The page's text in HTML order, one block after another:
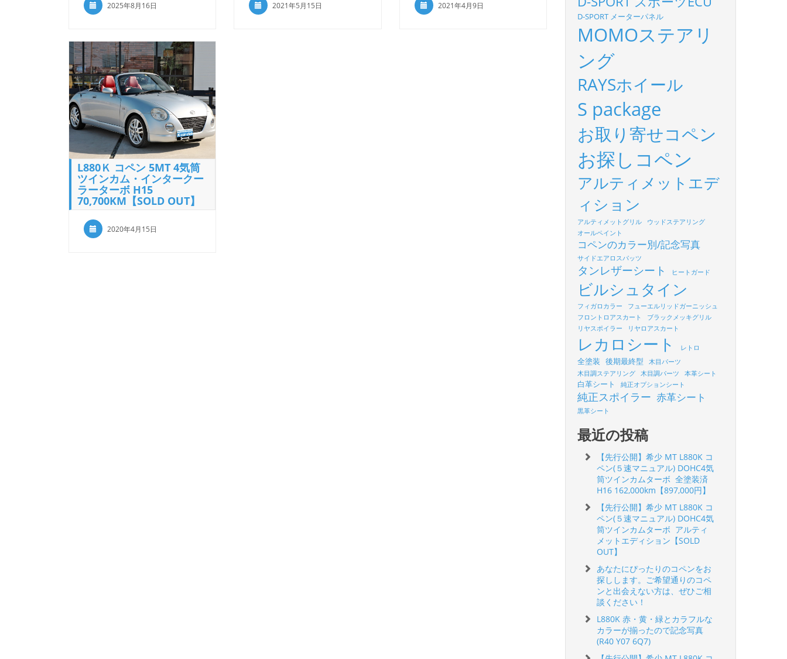
2025年8月16日 2021年5月15日 2021年4月9日
L880Ｋ コペン 5MT 4気筒
ツインカム・インタークー
ラーターボ H15
70,700KM【SOLD OUT】
2020年4月15日
D-SPORT メーターパネル
MOMOステアリ
ング
RAYSホイール
S package
お取り寄せコペン
お探しコペン
アルティメットエデ
ィション
アルティメットグリル
ウッドステアリング
オールペイント
コペンのカラー別/記念写真
サイドエアロスパッツ
タンレザーシート ヒートガード
ビルシュタイン
フィガロカラー
フューエルリッドガーニッシュ
フロントロアスカート
ブラックメッキグリル
リヤスポイラー
リヤロアスカート
レカロシート レトロ
全塗装 後期最終型
木目パーツ
木目調ステアリング
木目調パーツ 本革シート
白革シート 純正オプションシート
純正スポイラー 赤革シート
黒革シート
最近の投稿
【先行公開】希少 MT L880K コ
ペン(５速マニュアル) DOHC4気
筒ツインカムターボ 全塗装済
H16 162,000km【897,000円】
【先行公開】希少 MT L880K コ
ペン(５速マニュアル) DOHC4気
筒ツインカムターボ アルティ
メットエディション【SOLD
OUT】
あなたにぴったりのコペンをお
探しします。ご希望通りのコペ
ンと出会えない方は、ぜひご相
談ください！
L880K 赤・黄・緑とカラフルな
カラーが揃ったので記念写真
(R40 Y07 6Q7)